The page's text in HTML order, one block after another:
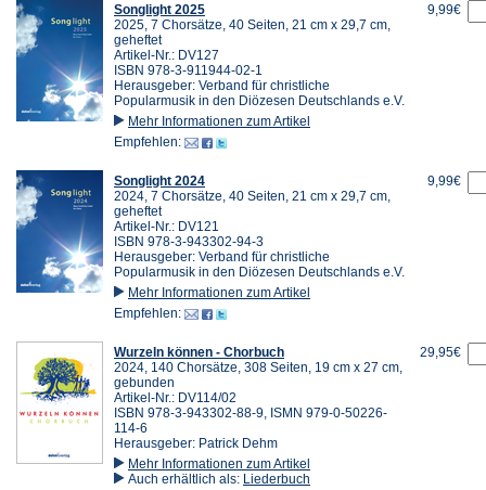
Songlight 2025
2025, 7 Chorsätze, 40 Seiten, 21 cm x 29,7 cm,
geheftet
Artikel-Nr.: DV127
ISBN 978-3-911944-02-1
Herausgeber: Verband für christliche
Popularmusik in den Diözesen Deutschlands e.V.
Mehr Informationen zum Artikel
Empfehlen:
9,99€
Songlight 2024
2024, 7 Chorsätze, 40 Seiten, 21 cm x 29,7 cm,
geheftet
Artikel-Nr.: DV121
ISBN 978-3-943302-94-3
Herausgeber: Verband für christliche
Popularmusik in den Diözesen Deutschlands e.V.
Mehr Informationen zum Artikel
Empfehlen:
9,99€
Wurzeln können - Chorbuch
2024, 140 Chorsätze, 308 Seiten, 19 cm x 27 cm,
gebunden
Artikel-Nr.: DV114/02
ISBN 978-3-943302-88-9, ISMN 979-0-50226-
114-6
Herausgeber: Patrick Dehm
Mehr Informationen zum Artikel
Auch erhältlich als: Liederbuch
29,95€